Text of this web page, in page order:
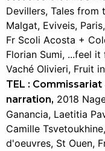
Devillers, Tales from
Malgat, Eviveis,
Fr Scoli Acosta +
Florian Sumi, ...feel
Vaché Olivieri, Fruit
TEL :
narration, 2018
Ganancia, Laetitia
Camille
d'oeuvres, St Ouen,